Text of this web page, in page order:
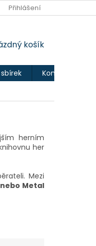
Přihlášení
košík
Kontakty
herním
her
Mezi
Metal